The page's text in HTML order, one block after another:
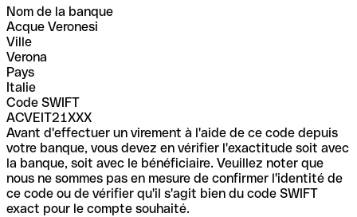
Nom de la banque
Acque Veronesi
Ville
Verona
Pays
Italie
Code SWIFT
ACVEIT21XXX
Avant d'effectuer un virement à l'aide de ce code depuis
votre banque, vous devez en vérifier l'exactitude soit avec
la banque, soit avec le bénéficiaire. Veuillez noter que
nous ne sommes pas en mesure de confirmer l'identité de
ce code ou de vérifier qu'il s'agit bien du code SWIFT
exact pour le compte souhaité.